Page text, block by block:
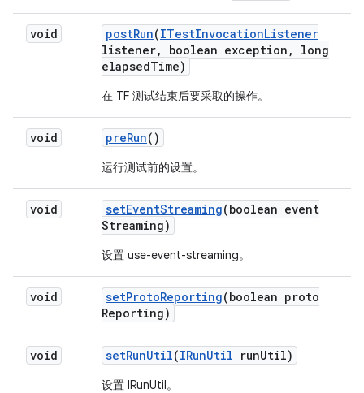
void postRun(ITestInvocationListener
listener, boolean exception ,
long
elapsedTime)
在 TF 测试结束后要采取的操作。
void preRun()
运行测试前的设置。
void setEventStreaming(boolean event
Streaming)
设置 use-event-streaming。
void setProtoReporting(boolean proto
Reporting)
void setRunUtil(IRunUtil runUtil)
设置 IRunUtil。